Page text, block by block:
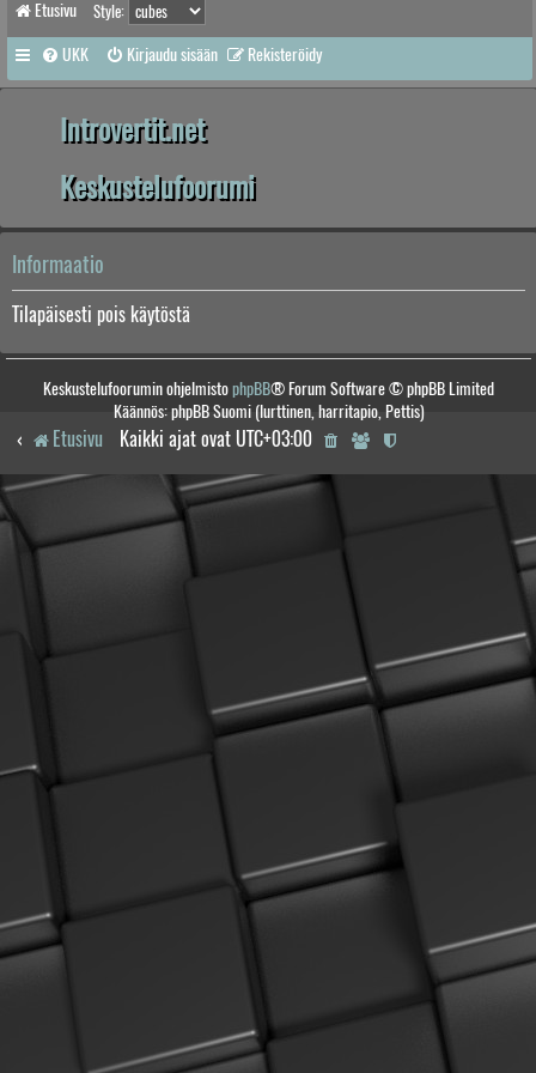
Etusivu Style:
UKK Kirjaudu sisään Rekisteröidy
Introvertit.net
Keskustelufoorumi
Informaatio
Tilapäisesti pois käytöstä
Keskustelufoorumin ohjelmistophpBB® Forum Software © phpBB Limited
Käännös: phpBB Suomi (lurttinen, harritapio, Pettis)
Etusivu Kaikki ajat ovat UTC+03:00